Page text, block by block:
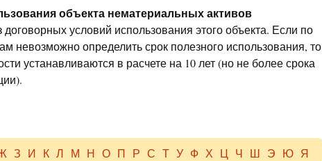
объекта нематериальных активов
договорных условий использования этого объекта. Если по
невозможно определить срок полезного использования, то
устанавливаются в расчете на 10 лет (но не более срока
З И К Л М Н О П Р С Т У Ф Х Ц Ч Ш Э Ю Я